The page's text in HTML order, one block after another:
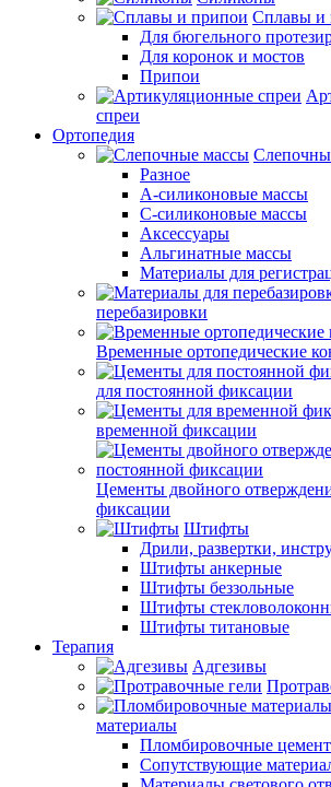
Сплавы и
Для бюгельного
Для коронок и мостов
Припои
спреи
Ортопедия
Разное
А-силиконовые массы
С-силиконовые массы
Аксессуары
Альгинатные массы
Материалы для
перебазировки
Временные ортопедические
для постоянной фиксации
временной фиксации
Цементы двойного
фиксации
Штифты
Дрили, развертки,
Штифты анкерные
Штифты беззольные
Штифты
Штифты титановые
Терапия
Адгезивы
материалы
Пломбировочные
Сопутствующие